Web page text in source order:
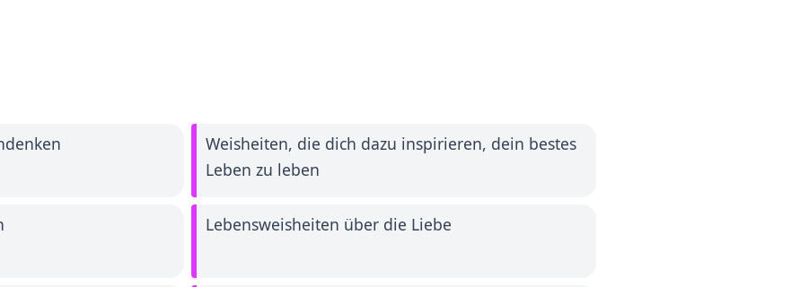
Weisheiten, die dich dazu inspirieren, dein bestes
Leben zu leben
Lebensweisheiten über die Liebe